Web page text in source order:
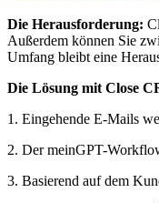
Die Herausforderung:
Außerdem können Sie
Umfang bleibt eine
Die Lösung mit Close
1. Eingehende E-Mails
2. Der meinGPT-
3. Basierend auf dem